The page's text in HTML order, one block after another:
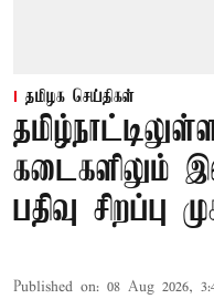
தமிழக செய்திகள்
கடைகளிலும்
பதிவு சிறப்பு
Published on: 08 Aug 2026,